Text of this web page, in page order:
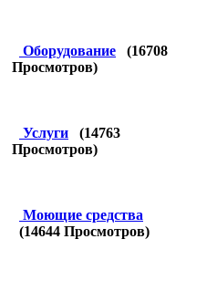
Оборудование (16708
Просмотров)
Услуги (14763
Просмотров)
Моющие средства
(14644 Просмотров)